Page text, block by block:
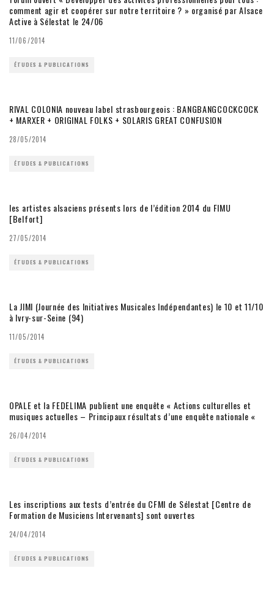
comment agir et coopérer sur notre territoire ? » organisé par Alsace
Active à Sélestat le 24/06
11/06/2014
ÉTUDES & PUBLICATIONS
RIVAL COLONIA nouveau label strasbourgeois : BANGBANGCOCKCOCK
+ MARXER + ORIGINAL FOLKS + SOLARIS GREAT CONFUSION
28/05/2014
ÉTUDES & PUBLICATIONS
les artistes alsaciens présents lors de l’édition 2014 du FIMU
[Belfort]
27/05/2014
ÉTUDES & PUBLICATIONS
La JIMI (Journée des Initiatives Musicales Indépendantes) le 10 et 11/10
à Ivry-sur-Seine (94)
11/05/2014
ÉTUDES & PUBLICATIONS
OPALE et la FEDELIMA publient une enquête « Actions culturelles et
musiques actuelles – Principaux résultats d’une enquête nationale «
26/04/2014
ÉTUDES & PUBLICATIONS
Les inscriptions aux tests d’entrée du CFMI de Sélestat [Centre de
Formation de Musiciens Intervenants] sont ouvertes
24/04/2014
ÉTUDES & PUBLICATIONS